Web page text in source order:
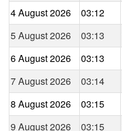
4 August 2026
03:12
5 August 2026
03:13
6 August 2026
03:13
7 August 2026
03:14
8 August 2026
03:15
9 August 2026
03:15